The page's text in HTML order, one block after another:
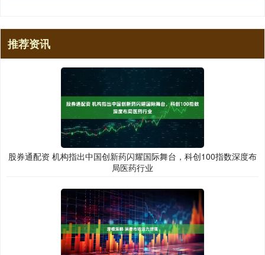
推荐资讯
股券通配资 机构指出中国创新药闪耀国际舞台，科创100指数深度布
局医药行业